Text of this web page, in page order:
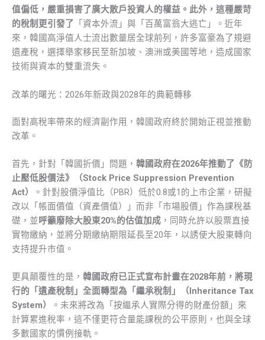
值偏低，嚴重損害了廣大散戶投資人的權益。此外，這種嚴苛
的稅制更引發了
「資本外流」與「百萬富翁大逃亡」。近年
來，韓國高淨值人士流出數量居全球前列，許多富豪為了規避
遺產稅，選擇舉家移民至新加坡、澳洲或美國等地，造成國家
技術與資本的雙重流失。
改革的曙光：2026年新政與2028年的典範轉移
面對高稅率帶來的經濟副作用，韓國政府終於開始正視並推動
改革。
首先，針對「韓國折價」問題， 韓國政府在2026年推動了《防
止壓低股價法》（Stock Price Suppression Prevention
Act）
。針對股價淨值比（PBR）低於0.8或1的上市企業，研擬
改以「帳面價值（資產價值）」而非「市場股價」作為課稅基
礎，並呼籲廢除大股東20%的估值加成 ，同時允許以股票直接
實物繳納，並將分期繳納期限延長至20年，以誘使大股東轉向
支持提升市值。
更具顛覆性的是， 韓國政府已正式宣布計畫在2028年前，將現
行的「遺產稅制」全面轉型為「繼承稅制」（Inheritance Tax
System）
。未來將改為「按繼承人實際分得的財產份額」來
計算累進稅率，這不僅更符合量能課稅的公平原則，也與全球
多數國家的慣例接軌。